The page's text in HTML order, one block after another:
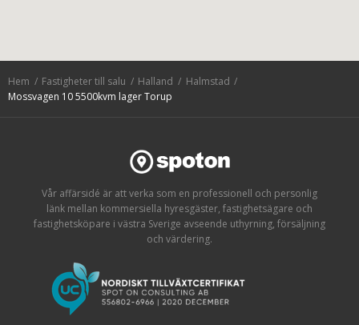
Hem Fastigheter till salu Halland
Halmstad
Mossvagen 10 5500kvm lager Torup
Vår affärsidé är att verka som en professionell och personlig
länk mellan kommersiella hyresgäster, fastighetsägare och
fastighetsköpare i västra Sverige avseende uthyrning, försäljning
och värdering.